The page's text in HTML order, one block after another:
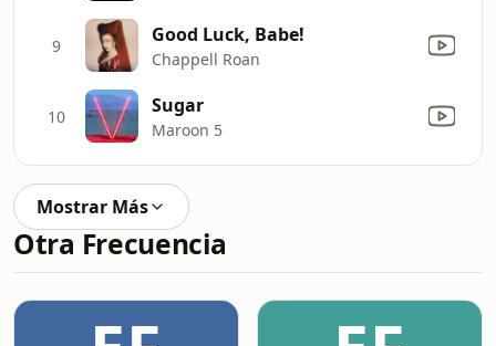
9 Good Luck, Babe!
Chappell Roan
10 Sugar
Maroon 5
Mostrar Más
Otra Frecuencia